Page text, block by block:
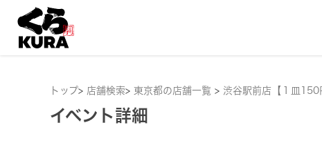
トップ> 店舗検索> 東京都の店舗一覧 > 渋谷駅前店【１皿150
イベント詳細